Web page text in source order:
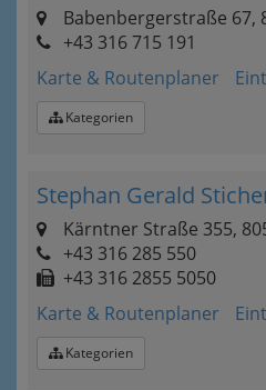
Babenbergerstraße 67,
+43 316 715 191
Karte & Routenplaner
Kategorien
Stephan Gerald
Kärntner Straße 355,
+43 316 285 550
+43 316 2855 5050
Karte & Routenplaner
Kategorien